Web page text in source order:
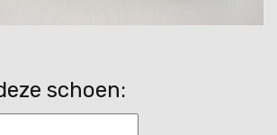
schoen: